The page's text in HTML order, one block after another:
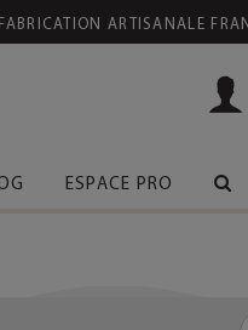
FABRICATION ARTISANALE
ESPACE PRO